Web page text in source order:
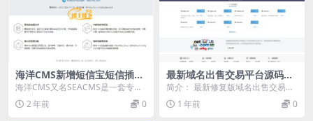
海洋CMS新增短信宝短信插件
及安装说明【更新至V13.2】
海洋CMS又名SEACMS是一套专为
不同需求的站长而设计的视频点播
系统，灵活，方...
2 年前 0
最新域名出售交易平台源码修
复版带搭建教程
简介： 最新修复版域名出售交易平
台源码，搭建即可正常使用，后台
功能测试正常，前台...
1 年前 0